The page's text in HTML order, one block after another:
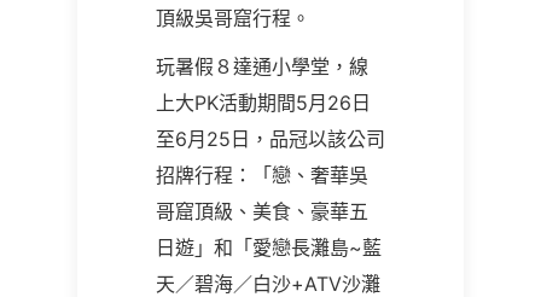
頂級吳哥窟行程。
玩暑假８達通小學堂，線
上大PK活動期間5月26日
至6月25日，品冠以該公司
招牌行程：「戀、奢華吳
哥窟頂級、美食、豪華五
日遊」和「愛戀長灘島~藍
天／碧海／白沙+ATV沙灘